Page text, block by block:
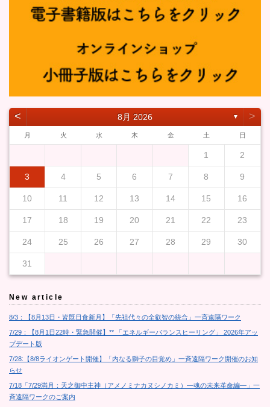
˂ 8月 2026 ▼ ˃
月 火 水 木 金 土 日
1 2
3 4 5 6 7 8 9
10 11 12 13 14 15 16
17 18 19 20 21 22 23
24 25 26 27 28 29 30
31
New article
8/3：【8月13日・皆既日食新月】「先祖代々の全叡智の統合」一斉遠隔ワーク
7/29：【8月1日22時・緊急開催】** 「エネルギーバランスヒーリング」 2026年アッ
プデート版
7/28:【8/8ライオンゲート開催】「内なる獅子の目覚め」一斉遠隔ワーク開催のお知
らせ
7/18「7/29満月：天之御中主神（アメノミナカヌシノカミ）―魂の未来革命編―」一
斉遠隔ワークのご案内